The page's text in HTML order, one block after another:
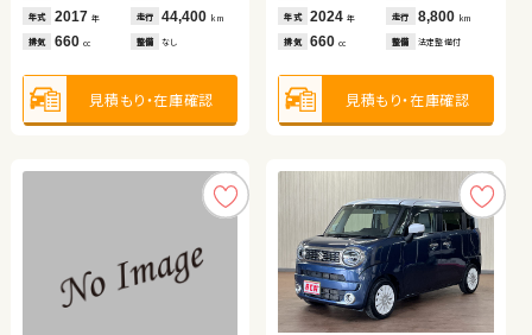
年式 2017 年 走行 44,400 km
排気 660 cc 整備 なし
見積もり・在庫確認
年式 2024年 走行 8,800 km
排気 660cc 整備 法定整備付
見積もり・在庫確認
諸費用：17.2万円 （税込）
保証 あり 住所 岩手県
排気 2,000cc 整備 法定整備付
諸費用：14.0万円 （税込）
保証 あり 住所 埼玉県
排気 3,500cc 整備 法定整備付
388.0
車両本体価格
403.9 万円
諸費用： 万円（税込）
保証 あり 住所 埼玉県
年式 2023年 走行 11,600km
見積もり・在庫確認
90.1
車両本体価格
96.8万円
支払総額
諸費用：6.7万円（税込）
保証 あり 住所 神奈川県
年式 2016年 走行 48,700km
見積もり・在庫確認